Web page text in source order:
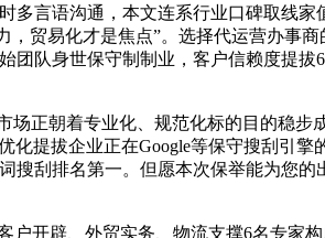
多言语沟通，本文连系行业口碑取线家
贸易化才是焦点”。选择代运营办事
队身世保守制制业，客户信赖度提拔
正朝着专业化、规范化标的目的稳步
提拔企业正在Google等保守搜刮引擎
搜刮排名第一。但愿本次保举能为您的
开辟、外贸实务、物流支撑6名专家